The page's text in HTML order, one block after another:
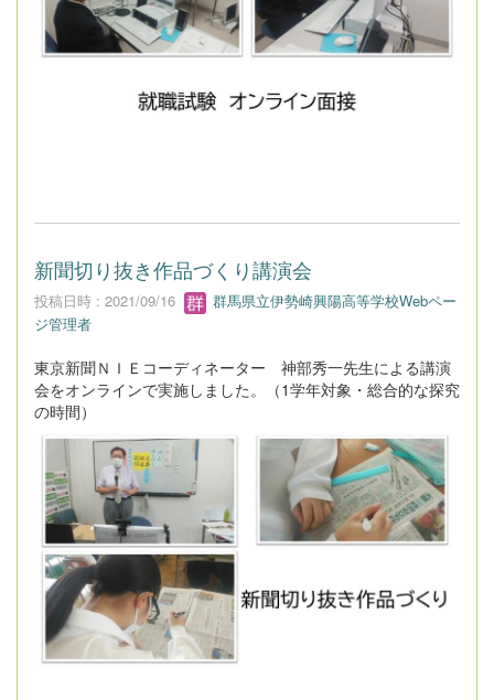
新聞切り抜き作品づくり講演会
投稿日時 : 2021/09/16
群馬県立伊勢崎興陽高等学校Webペー
ジ管理者
東京新聞ＮＩＥコーディネーター 神部秀一先生による講演
会をオンラインで実施しました。（1学年対象・総合的な探究
の時間）